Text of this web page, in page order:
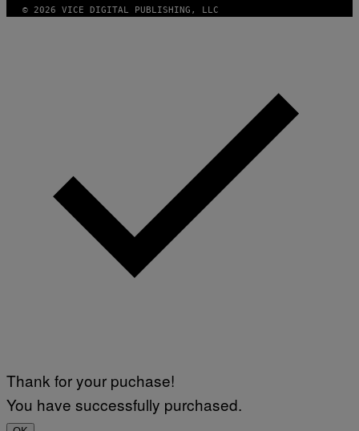
© 2026 VICE DIGITAL PUBLISHING, LLC
Thank for your puchase!
You have successfully purchased.